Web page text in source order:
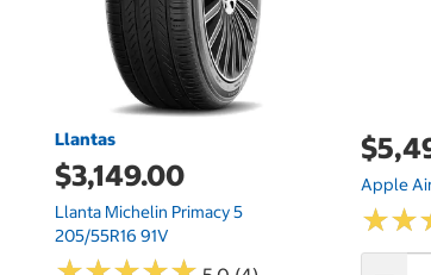
Llantas
$3,149.00
Llanta Michelin Primacy 5
205/55R16 91V
Apple
★★
★★